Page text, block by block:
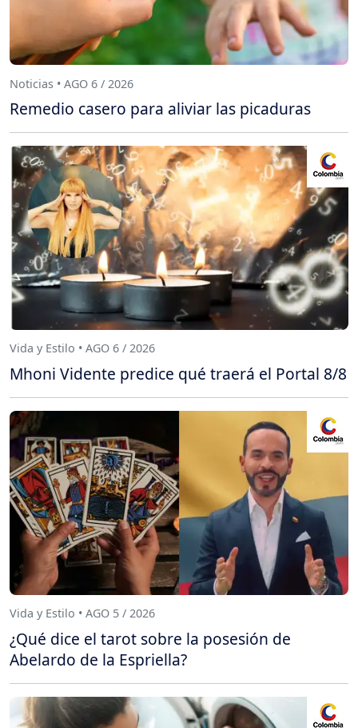
Noticias • AGO 6 / 2026
Remedio casero para aliviar las picaduras
Vida y Estilo • AGO 6 / 2026
Mhoni Vidente predice qué traerá el Portal 8/8
Vida y Estilo • AGO 5 / 2026
¿Qué dice el tarot sobre la posesión de
Abelardo de la Espriella?